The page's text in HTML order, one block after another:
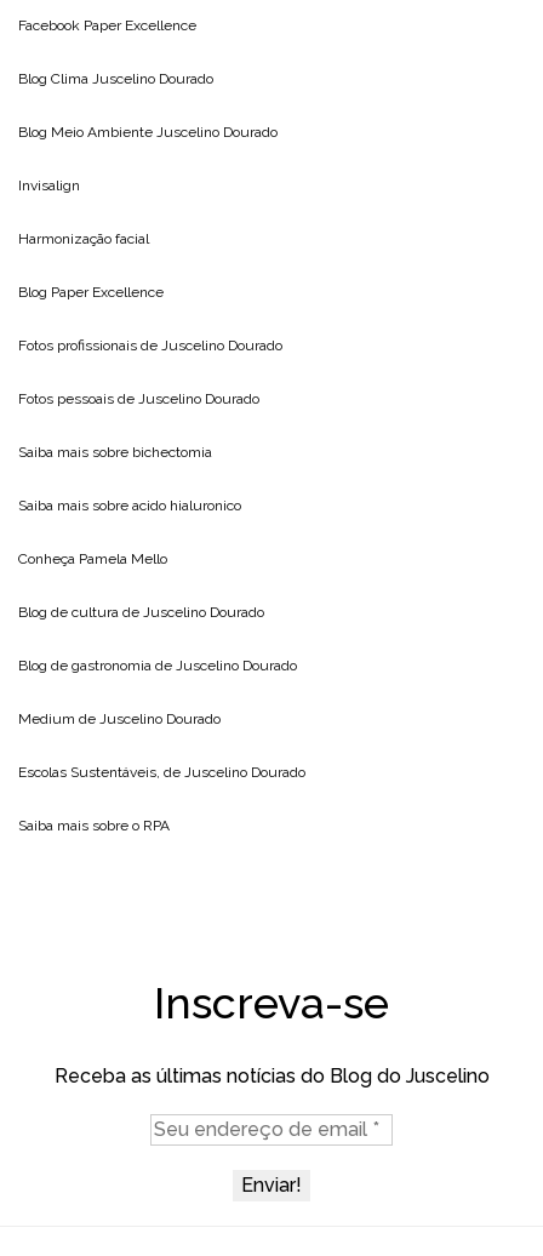
Facebook Paper Excellence
Blog Clima Juscelino Dourado
Blog Meio Ambiente Juscelino Dourado
Invisalign
Harmonização facial
Blog Paper Excellence
Fotos profissionais de Juscelino Dourado
Fotos pessoais de Juscelino Dourado
Saiba mais sobre bichectomia
Saiba mais sobre acido hialuronico
Conheça Pamela Mello
Blog de cultura de Juscelino Dourado
Blog de gastronomia de Juscelino Dourado
Medium de Juscelino Dourado
Escolas Sustentáveis, de Juscelino Dourado
Saiba mais sobre o RPA
Inscreva-se
Receba as últimas notícias do Blog do Juscelino